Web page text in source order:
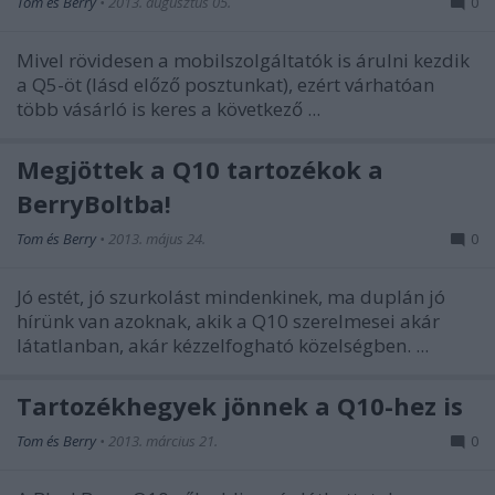
Mivel rövidesen a mobilszolgáltatók is árulni kezdik
a Q5-öt (lásd előző posztunkat), ezért várhatóan
több vásárló is keres a következő ...
Megjöttek a Q10 tartozékok a
BerryBoltba!
Tom és Berry • 2013. május 24. 0
Jó estét, jó szurkolást mindenkinek, ma duplán jó
hírünk van azoknak, akik a Q10 szerelmesei akár
látatlanban, akár kézzelfogható közelségben. ...
Tartozékhegyek jönnek a Q10-hez is
Tom és Berry • 2013. március 21. 0